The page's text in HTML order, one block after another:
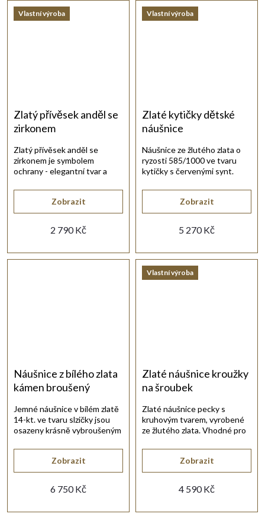
Vlastní výroba
Zlatý přívěsek anděl se
zirkonem
2 790 Kč
Zobrazit
Zlatý přívěsek anděl se
zirkonem je symbolem
ochrany - elegantní tvar a
Vlastní výroba
Zlaté kytičky dětské
náušnice
5 270 Kč
Zobrazit
Náušnice ze žlutého zlata o
ryzosti 585/1000 ve tvaru
kytičky s červenými synt.
Náušnice z bílého zlata
kámen broušený
6 750 Kč
Zobrazit
Jemné náušnice v bílém zlatě
14-kt. ve tvaru slzičky jsou
osazeny krásně vybroušeným
Vlastní výroba
Zlaté náušnice kroužky
na šroubek
4 590 Kč
Zobrazit
Zlaté náušnice pecky s
kruhovým tvarem, vyrobené
ze žlutého zlata. Vhodné pro